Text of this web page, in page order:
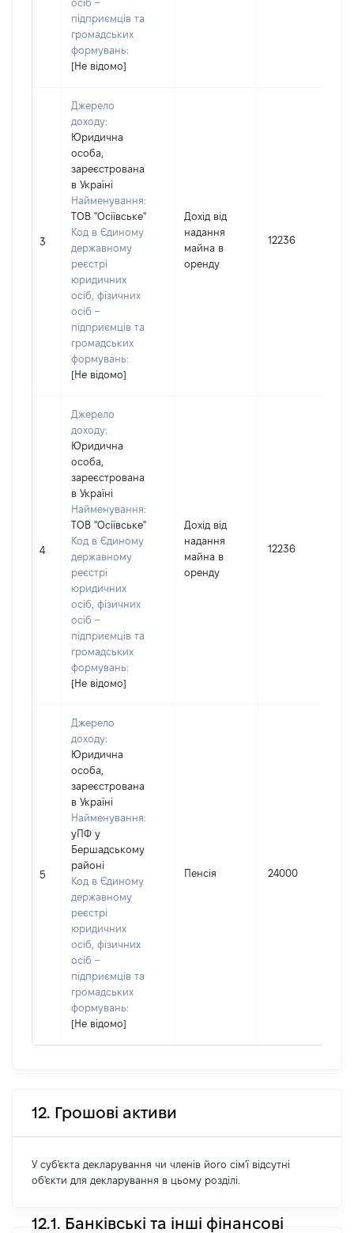
осіб –
підприємців та
громадських
формувань:
[Не відомо]
3
Джерело
доходу:
Юридична
особа,
зареєстрована
в Україні
Найменування:
ТОВ "Осіївське"
Код в Єдиному
державному
реєстрі
юридичних
осіб, фізичних
осіб –
підприємців та
громадських
формувань:
[Не відомо]
Дохід від
надання
майна в
оренду
12236
4
Джерело
доходу:
Юридична
особа,
зареєстрована
в Україні
Найменування:
ТОВ "Осіївське"
Код в Єдиному
державному
реєстрі
юридичних
осіб, фізичних
осіб –
підприємців та
громадських
формувань:
[Не відомо]
Дохід від
надання
майна в
оренду
12236
5
Джерело
доходу:
Юридична
особа,
зареєстрована
в Україні
Найменування:
уПФ у
Бершадському
районі
Код в Єдиному
державному
реєстрі
юридичних
осіб, фізичних
осіб –
підприємців та
громадських
формувань:
[Не відомо]
Пенсія 24000
12. Грошові активи
У суб'єкта декларування чи членів його сім'ї відсутні
об'єкти для декларування в цьому розділі.
12.1. Банківські та інші фінансові